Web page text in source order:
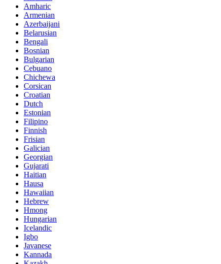
Amharic
Armenian
Azerbaijani
Belarusian
Bengali
Bosnian
Bulgarian
Cebuano
Chichewa
Corsican
Croatian
Dutch
Estonian
Filipino
Finnish
Frisian
Galician
Georgian
Gujarati
Haitian
Hausa
Hawaiian
Hebrew
Hmong
Hungarian
Icelandic
Igbo
Javanese
Kannada